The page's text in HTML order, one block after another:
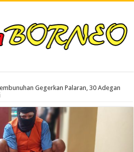
Gegerkan Palaran, 30 Adegan